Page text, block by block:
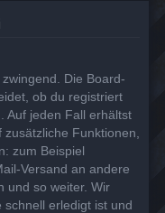
Die Board-
ob du registriert
Auf jeden Fall erhältst
Funktionen,
zum Beispiel
Versand an andere
und so weiter. Wir
erledigt ist und